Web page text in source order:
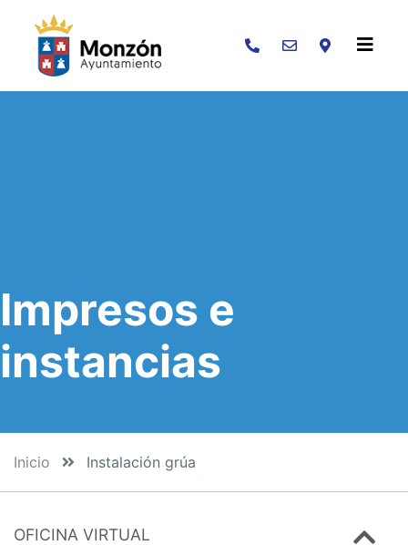
Buscar
Impresos e
instancias
Inicio Instalación grúa
OFICINA VIRTUAL